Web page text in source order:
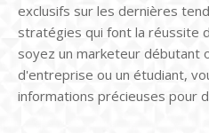
exclusifs sur les dernières
stratégies qui font la réussite
soyez un marketeur débutant
d'entreprise ou un étudiant,
informations précieuses pour